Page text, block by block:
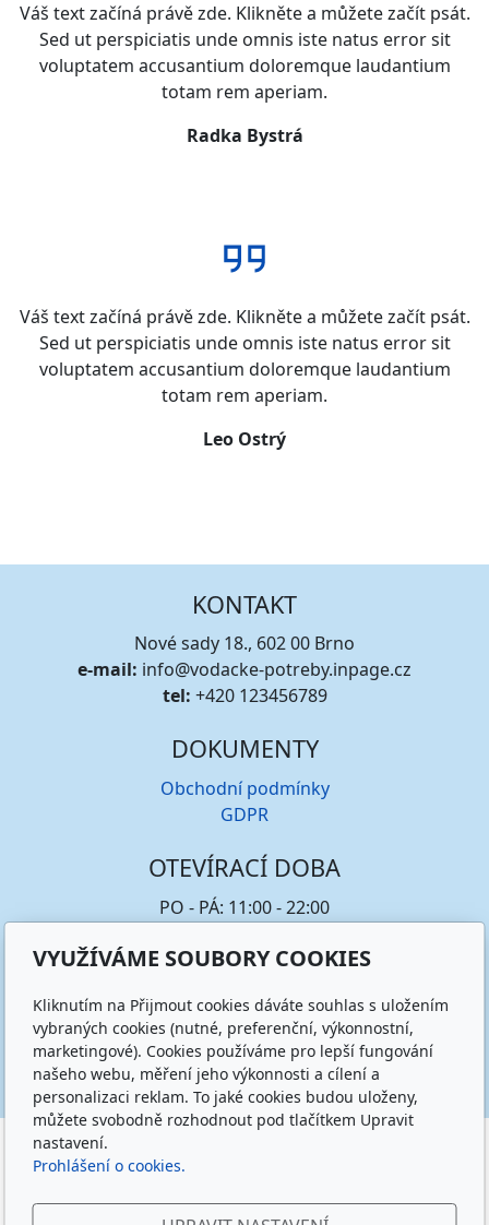
Váš text začíná právě zde. Klikněte a můžete začít psát.
Sed ut perspiciatis unde omnis iste natus error sit
voluptatem accusantium doloremque laudantium
totam rem aperiam.
Radka Bystrá
Váš text začíná právě zde. Klikněte a můžete začít psát.
Sed ut perspiciatis unde omnis iste natus error sit
voluptatem accusantium doloremque laudantium
totam rem aperiam.
Leo Ostrý
KONTAKT
Nové sady 18., 602 00 Brno
e-mail: info@vodacke-potreby.inpage.cz
tel: +420 123456789
DOKUMENTY
Obchodní podmínky
GDPR
OTEVÍRACÍ DOBA
PO - PÁ: 11:00 - 22:00
Copyright © 2024 Vodácké potřeby
VYUŽÍVÁME SOUBORY COOKIES
Kliknutím na Přijmout cookies dáváte souhlas s uložením
vybraných cookies (nutné, preferenční, výkonnostní,
marketingové). Cookies používáme pro lepší fungování
našeho webu, měření jeho výkonnosti a cílení a
personalizaci reklam. To jaké cookies budou uloženy,
můžete svobodně rozhodnout pod tlačítkem Upravit
nastavení.
Prohlášení o cookies.